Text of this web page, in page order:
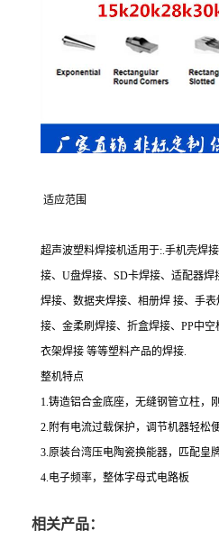
适应范围
超声波塑料焊接机适用于:.手机壳焊
接、U盘焊接、SD卡焊接、适配器
焊接、数据夹焊接、相册焊 接、手
接、金柔刷焊接、折盒焊接、PP中空
衣架焊接 等等塑料产品的焊接.
整机特点
1.铸造铝合金底座，无缝钢管立柱，
2.附有电流过载保护，调节机器轻松
3.原装台湾压电陶瓷换能器，匹配皇
4.电子频率，整体字母式电路板
相关产品：